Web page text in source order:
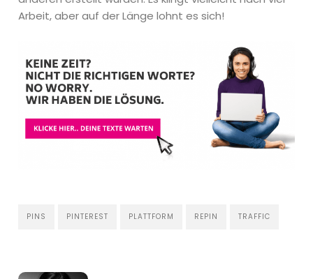
Arbeit, aber auf der Länge lohnt es sich!
PINS PINTEREST PLATTFORM REPIN TRAFFIC